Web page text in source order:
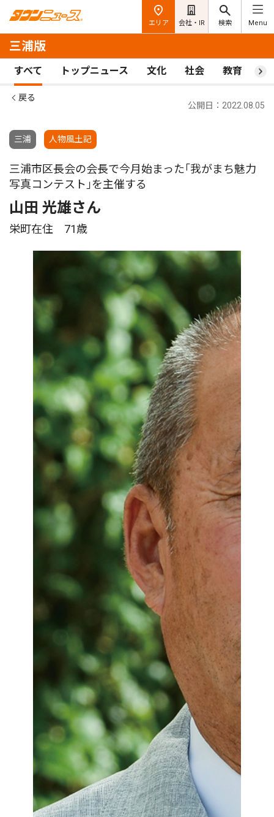
エリア 会社・IR 検索 Menu
三浦版
すべて トップニュース 文化 社会 教育 ス
戻る
三浦 人物風土記
公開日：2022.08.05
三浦市区長会の会長で今月始まった｢我がまち魅力
写真コンテスト｣を主催する
山田 光雄さん
栄町在住 71歳